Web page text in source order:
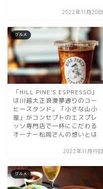
2022年11月20日
グルメ
「HILL PINE’S ESPRESSO」
は川越大正浪漫夢通りのコー
ヒースタンド。「小さな山小
屋」がコンセプトのエスプレ
ッソ専門店で一杯にこだわる
オーナー松岡さんの想いとは
2022年11月19日
グルメ